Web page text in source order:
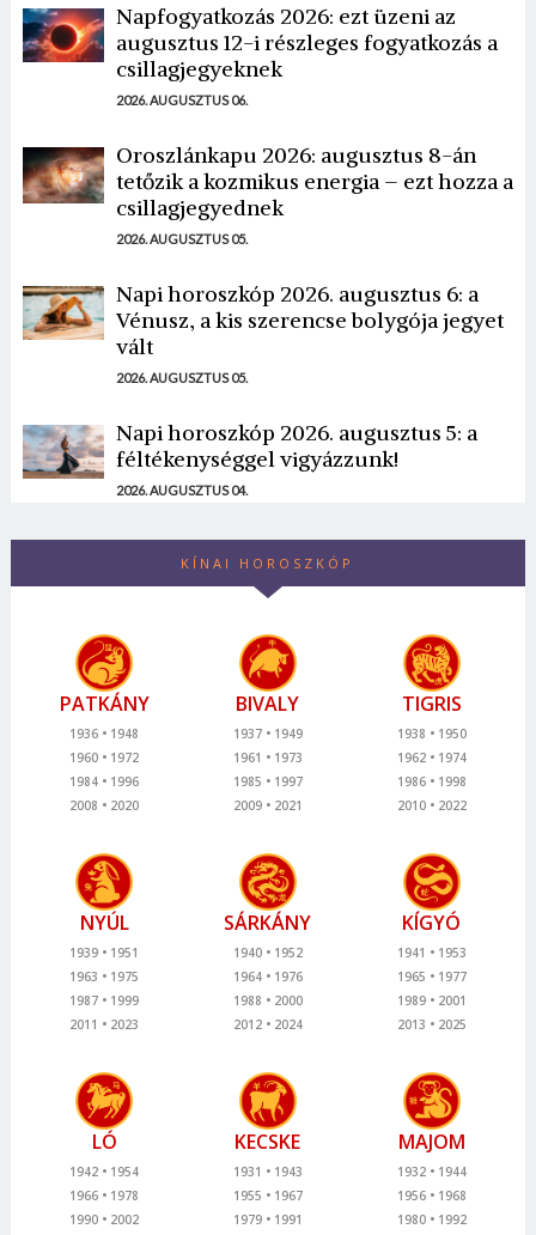
Napfogyatkozás 2026: ezt üzeni az
augusztus 12-i részleges fogyatkozás a
csillagjegyeknek
2026. AUGUSZTUS 06.
Oroszlánkapu 2026: augusztus 8-án
tetőzik a kozmikus energia – ezt hozza a
csillagjegyednek
2026. AUGUSZTUS 05.
Napi horoszkóp 2026. augusztus 6: a
Vénusz, a kis szerencse bolygója jegyet
vált
2026. AUGUSZTUS 05.
Napi horoszkóp 2026. augusztus 5: a
féltékenységgel vigyázzunk!
2026. AUGUSZTUS 04.
KÍNAI HOROSZKÓP
PATKÁNY
1936
1948
1960
1972
1984
1996
2008
2020
BIVALY
1937
1949
1961
1973
1985
1997
2009
2021
TIGRIS
1938
1950
1962
1974
1986
1998
2010
2022
NYÚL
1939
1951
1963
1975
1987
1999
2011
2023
SÁRKÁNY
1940
1952
1964
1976
1988
2000
2012
2024
KÍGYÓ
1941
1953
1965
1977
1989
2001
2013
2025
LÓ
1942
1954
1966
1978
1990
2002
KECSKE
1931
1943
1955
1967
1979
1991
MAJOM
1932
1944
1956
1968
1980
1992